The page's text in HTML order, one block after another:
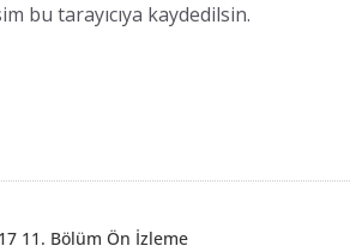
bu tarayıcıya kaydedilsin.
11. Bölüm Ön İzleme